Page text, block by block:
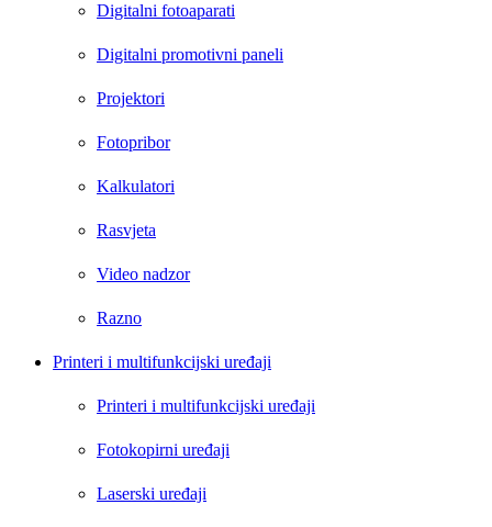
Digitalni fotoaparati
Digitalni promotivni paneli
Projektori
Fotopribor
Kalkulatori
Rasvjeta
Video nadzor
Razno
Printeri i multifunkcijski uređaji
Printeri i multifunkcijski uređaji
Fotokopirni uređaji
Laserski uređaji